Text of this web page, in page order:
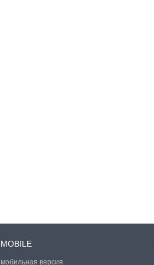
MOBILE
мобильная версия